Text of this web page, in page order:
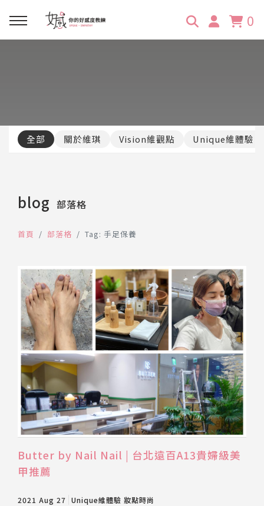
0
線上課程
活動報名
它站開課
推薦工具
合作邀約
主持服務
公眾表達影響力
零秒好感溝通術
服務體驗設計課
維琪簡介
客戶好評
媒體報導
維體驗Unique
全部 關於維琪 Vision維觀點 Unique維體驗
blog 部落格
首頁 部落格 Tag: 手足保養
Butter by Nail Nail | 台北遠百A13貴婦級美
甲推薦
2021 Aug 27 Unique維體驗 妝點時尚